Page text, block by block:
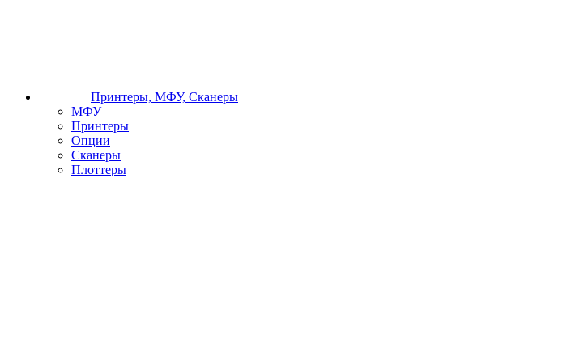
Принтеры, МФУ, Сканеры
МФУ
Принтеры
Опции
Сканеры
Плоттеры